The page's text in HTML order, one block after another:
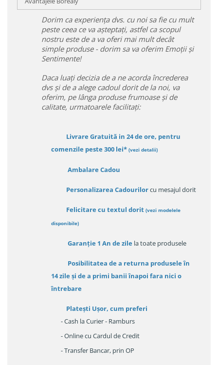
Dorim ca experiența dvs. cu noi sa fie cu mult
peste ceea ce va așteptați, astfel ca scopul
nostru este de a va oferi mai mult decât
simple produse - dorim sa va oferim Emoții și
Sentimente!
Daca luați decizia de a ne acorda încrederea
dvs și de a alege cadoul dorit de la noi, va
oferim, pe lânga produse frumoase și de
calitate, urmatoarele facilitați:
Livrare Gratuită in 24 de ore, pentru
comenzile peste 300 lei* (vezi detalii)
Ambalare Cadou
Personalizarea Cadourilorcu mesajul dorit
Felicitare cu textul dorit (vezi modelele
disponibile)
Garanție 1 An de zile la toate produsele
Posibilitatea de a returna produsele în
14 zileși de a primi banii înapoi fara nici o
întrebare
Platești Ușor, cum preferi
- Cash la Curier - Ramburs
- Online cu Cardul de Credit
- Transfer Bancar, prin OP